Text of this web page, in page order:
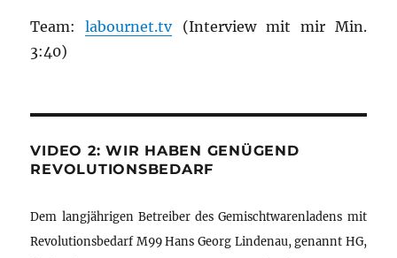
Team:labournet.tv(Interview mit mir Min.
3:40)
VIDEO 2: WIR HABEN GENÜGEND
REVOLUTIONSBEDARF
Dem langjährigen Betreiber des Gemischtwarenladens mit
Revolutionsbedarf M99 Hans Georg Lindenau, genannt HG,